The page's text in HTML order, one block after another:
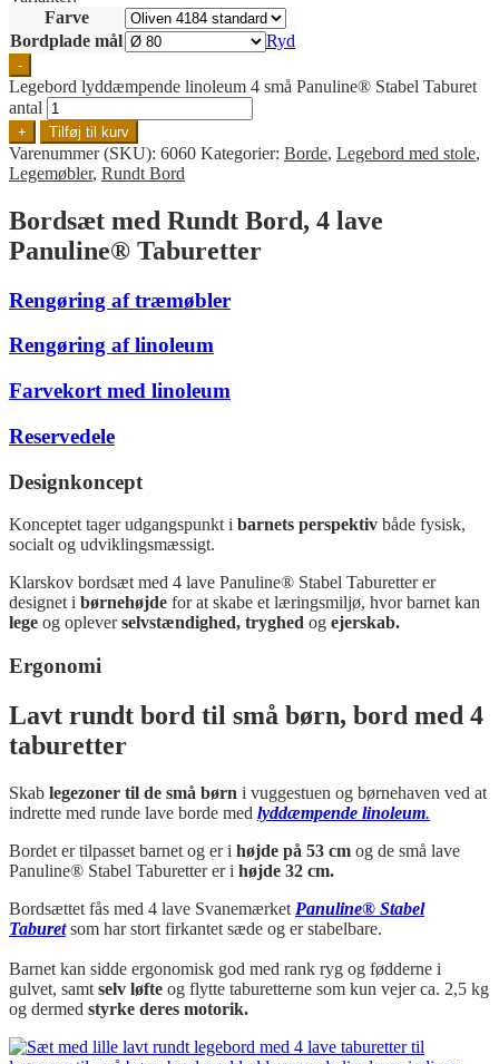
Farve
Bordplade mål
Ryd
-
Legebord lyddæmpende linoleum 4 små Panuline® Stabel Taburet
antal
+ Tilføj til kurv
Varenummer (SKU): 6060 Kategorier: Borde, Legebord med stole,
Legemøbler, Rundt Bord
Bordsæt med Rundt Bord, 4 lave
Panuline® Taburetter
Rengøring af træmøbler
Rengøring af linoleum
Farvekort med linoleum
Reservedele
Designkoncept
Konceptet tager udgangspunkt i barnets perspektiv både fysisk,
socialt og udviklingsmæssigt.
Klarskov bordsæt med 4 lave Panuline® Stabel Taburetter er
designet i børnehøjde for at skabe et læringsmiljø, hvor barnet kan
lege og opleverselvstændighed, tryghed og ejerskab.
Ergonomi
Lavt rundt bord til små børn, bord med 4
taburetter
Skab legezoner til de små børn i vuggestuen og børnehaven ved at
indrette med runde lave borde med lyddæmpende linoleum.
Bordet er tilpasset barnet og er i højde på 53 cm og de små lave
Panuline® Stabel Taburetter er i højde 32 cm.
Bordsættet fås med 4 lave Svanemærket Panuline® Stabel
Taburetsom har stort firkantet sæde og er stabelbare.
Barnet kan sidde ergonomisk god med rank ryg og fødderne i
gulvet, samt selv løfte og flytte taburetterne som kun vejer ca. 2,5 kg
og dermed styrke deres motorik.